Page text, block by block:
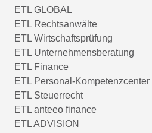
ETL GLOBAL
ETL Rechtsanwälte
ETL Wirtschaftsprüfung
ETL Unternehmensberatung
ETL Finance
ETL Personal-Kompetenzcenter
ETL Steuerrecht
ETL anteeo finance
ETL ADVISION